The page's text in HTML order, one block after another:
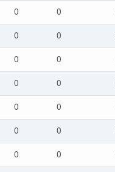
0 0
0 0
0 0
0 0
0 0
0 0
0 0